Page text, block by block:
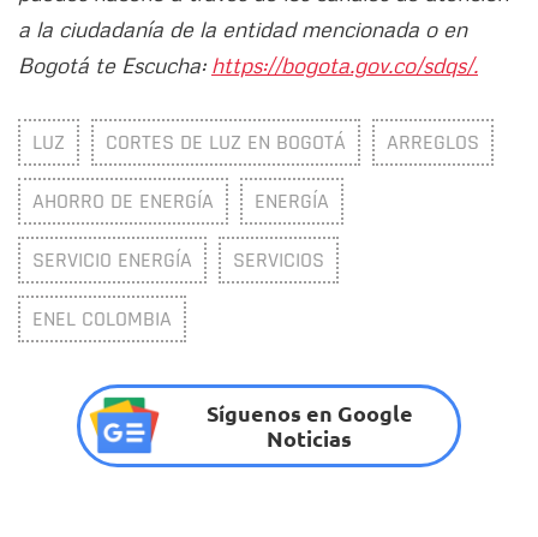
a la ciudadanía de la entidad mencionada o en
Bogotá te Escucha: https://bogota.gov.co/sdqs/.
LUZ CORTES DE LUZ EN BOGOTÁ ARREGLOS
AHORRO DE ENERGÍA ENERGÍA
SERVICIO ENERGÍA SERVICIOS
ENEL COLOMBIA
Síguenos en Google
Noticias